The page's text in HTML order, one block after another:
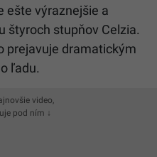
ešte výraznejšie a
štyroch stupňov Celzia.
prejavuje dramatickým
ľadu.
video,
pod ním ↓